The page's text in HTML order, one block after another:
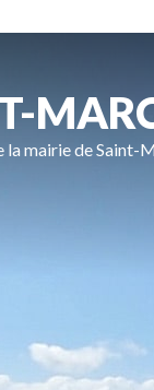
la mairie de Saint-